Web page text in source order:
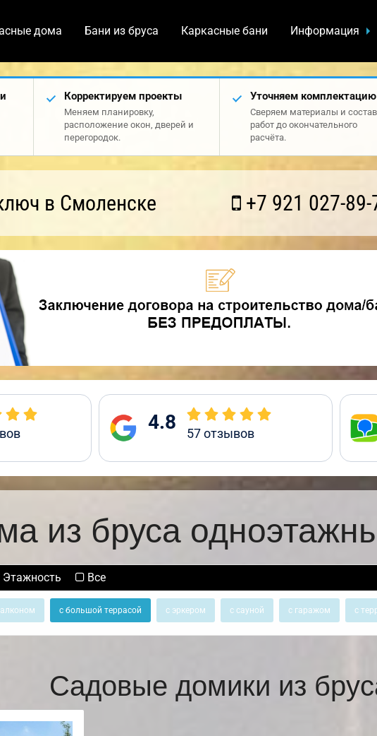
дома Бани из бруса Каркасные бани Информация
Корректируем проекты
Меняем планировку,
расположение окон, дверей и
перегородок.
Уточняем комплектацию
Сверяем материалы и состав
работ до окончательного
расчёта.
в Смоленске +7 921 027-89-
4.8 57отзывов
из бруса
Этажность Все
с большой террасой с эркером с сауной с гаражом с
Садовые домики из